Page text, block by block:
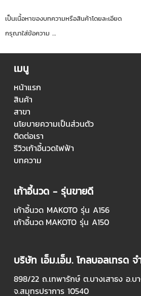
เป็นเนื้อหาของบทความหรือสินค้าโดยละเอียด
กรุณาใส่ข้อความ …
เมนู
หน้าแรก
สินค้า
สาขา
นโยบายความเป็นส่วนตัว
ติดต่อเรา
รีวิวเก้าอี้นวดไฟฟ้า
บทความ
เก้าอี้นวด - รุ่นขายดี
เก้าอี้นวด MAKOTO รุ่น A156
เก้าอี้นวด MAKOTO รุ่น A150
บริษัท เอ็ม.เอ็ม. โกลบอลเทรด
898/22 ถ.เทพารักษ์ ต.บางเสาธง อ.บ
จ.สมุทรปราการ 10540